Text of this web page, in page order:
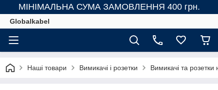
МІНІМАЛЬНА СУМА ЗАМОВЛЕННЯ 400 грн.
Globalkabel
Наші товари Вимикачі і розетки Вимикачі та розетки